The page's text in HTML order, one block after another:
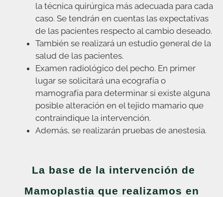
la técnica quirúrgica más adecuada para cada
caso. Se tendrán en cuentas las expectativas
de las pacientes respecto al cambio deseado.
También se realizará un estudio general de la
salud de las pacientes.
Examen radiológico del pecho. En primer
lugar se solicitará una ecografía o
mamografía para determinar si existe alguna
posible alteración en el tejido mamario que
contraindique la intervención.
Además, se realizarán pruebas de anestesia.
La base de la intervención de
Mamoplastia que realizamos en